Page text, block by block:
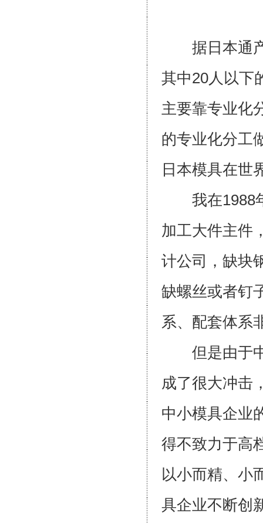
据日本通产
其中20人以下
主要靠专业化
的专业化分工
日本模具在
我在1988年
加工大件主件
计公司，缺块
缺螺丝或者钉
系、配套
但是由于中
成了很大冲击
中小模具企业
得不致力于高
以小而精、小
具企业不断创